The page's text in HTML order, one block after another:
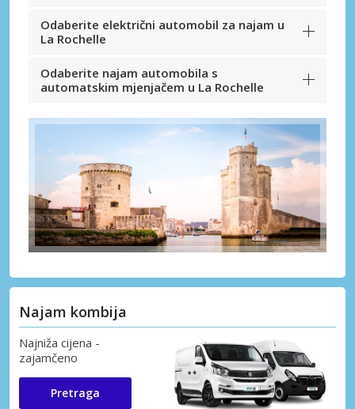
Odaberite električni automobil za najam u
La Rochelle
Odaberite najam automobila s
automatskim mjenjačem u La Rochelle
Najam kombija
Najniža cijena -
zajamčeno
Pretraga